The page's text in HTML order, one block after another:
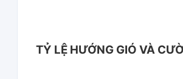
TỶ LỆ HƯỚNG GIÓ VÀ